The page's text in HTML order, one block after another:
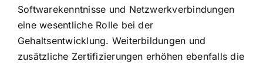
Softwarekenntnisse und Netzwerkverbindungen
eine wesentliche Rolle bei der
Gehaltsentwicklung. Weiterbildungen und
zusätzliche Zertifizierungen erhöhen ebenfalls die